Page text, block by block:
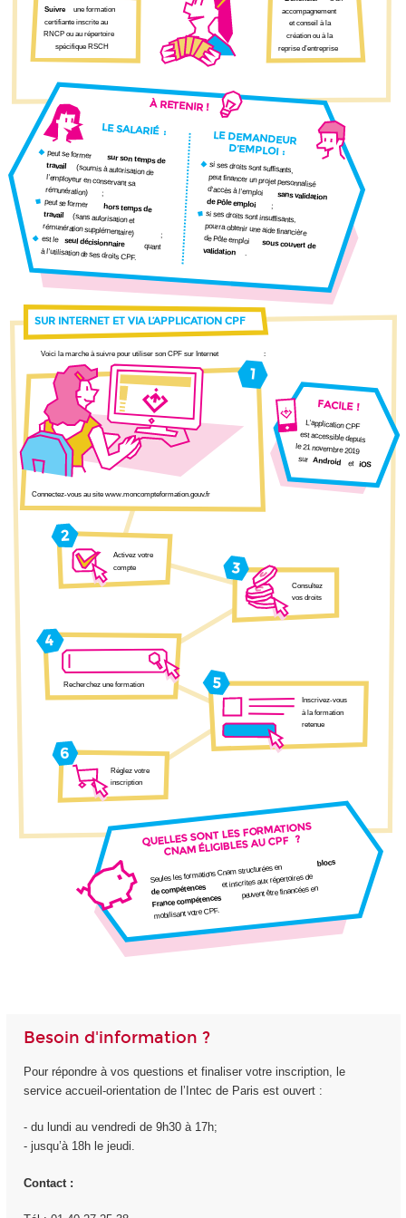
Réglez votre
inscription
6
Inscrivez-vous
à la formation
retenue
5
Recherchez une formation
4
Consultez
vos droits
3
Activez votre
compte
2
Connectez-vous au site www.moncompteformation.gouv.fr
1
Voici la marche à suivre pour utiliser son CPF sur Internet :
SUR INTERNET ET VIA L’APPLICATION CPF
FACILE !
L’application CPF
est accessible depuis
le 21 novembre 2019
sur Android et iOS
QUELLES SONT LES FORMATIONS
CNAM ÉLIGIBLES AU CPF ?
Seules les formations Cnam structurées en blocs
de compétences et inscrites aux répertoires de
France compétences
peuvent être financées en
mobilisant votre CPF.
Suivre
une formation
certifiante inscrite au
RNCP ou au répertoire
spécifique RSCH
accompagnement
et conseil à la
création ou à la
reprise d’entreprise
LE DEMANDEUR
D’EMPLOI :
si ses droits sont suffisants,
peut financer un projet personnalisé
d’accès à l’emploi sans validation
de Pôle emploi ;
si ses droits sont insuffisants,
pourra obtenir une aide financière
de Pôle emploi sous couvert de
validation .
LE SALARIÉ :
peut se former sur son temps de
travail (soumis à autorisation de
l’employeur en conservant sa
rémunération) ;
peut se former hors temps de
travail (sans autorisation et
rémunération supplémentaire) ;
est le seul décisionnaire quant
à l’utilisation de ses droits CPF.
À RETENIR !
Besoin d'information ?
Pour répondre à vos questions et finaliser votre inscription, le
service accueil-orientation de l’Intec de Paris est ouvert :
- du lundi au vendredi de 9h30 à 17h;
- jusqu’à 18h le jeudi.
Contact :